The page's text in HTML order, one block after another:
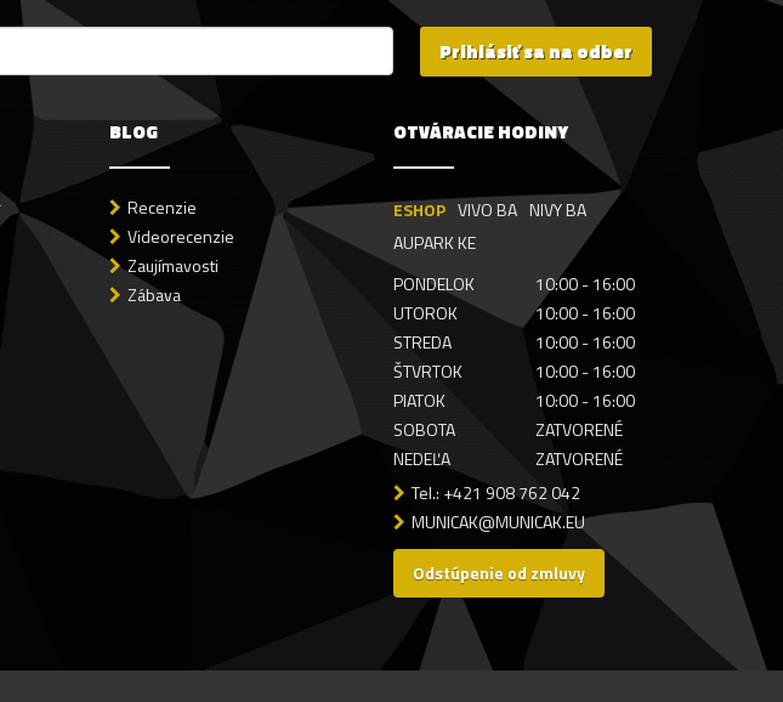
Prihlásiť sa na odber
BLOG
Recenzie
Videorecenzie
Zaujímavosti
Zábava
OTVÁRACIE HODINY
ESHOP VIVO BA NIVY BA
AUPARK KE
PONDELOK
10:00 - 16:00
UTOROK
10:00 - 16:00
STREDA
10:00 - 16:00
ŠTVRTOK
10:00 - 16:00
PIATOK
10:00 - 16:00
SOBOTA
ZATVORENÉ
NEDEĽA
ZATVORENÉ
Tel.: +421 908 762 042
MUNICAK@MUNICAK.EU
Odstúpenie od zmluvy